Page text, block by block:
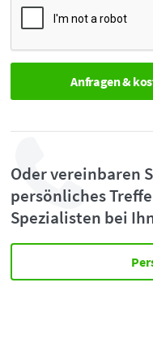
Oder vereinbaren
persönliches
Spezialisten bei